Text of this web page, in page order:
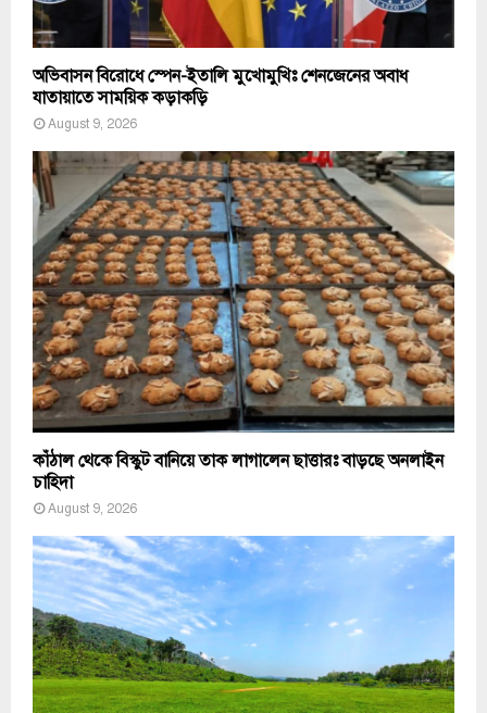
অভিবাসন বিরোধে স্পেন-ইতালি মুখোমুখিঃ শেনজেনের অবাধ
যাতায়াতে সাময়িক কড়াকড়ি
August 9, 2026
কাঁঠাল থেকে বিস্কুট বানিয়ে তাক লাগালেন ছাত্তারঃ বাড়ছে অনলাইন
চাহিদা
August 9, 2026